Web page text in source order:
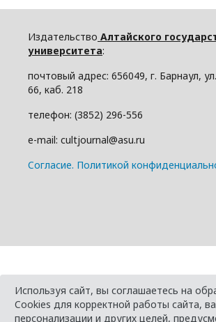
Издательство Алтайского
университета:
почтовый адрес: 656049, г. Барнаул,
66, каб. 218
телефон: (3852) 296-556
e-mail: cultjournal@asu.ru
Cогласие. Политикой
Используя сайт, вы соглашаетесь на
Cookies для корректной работы сайта,
персонализации и других целей,